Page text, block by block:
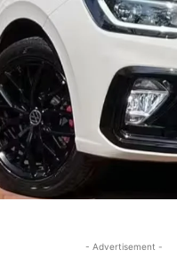
- Advertisement -